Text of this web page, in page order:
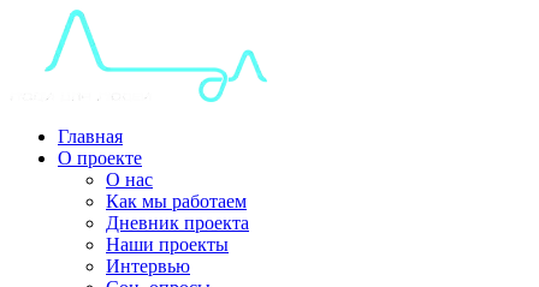
Главная
О проекте
О нас
Как мы работаем
Дневник проекта
Наши проекты
Интервью